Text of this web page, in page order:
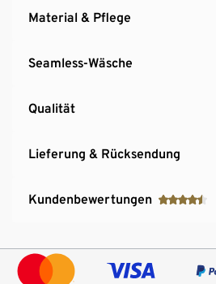
Material & Pflege
Seamless-Wäsche
Qualität
Lieferung & Rücksendung
Kundenbewertungen